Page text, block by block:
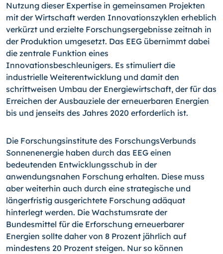
Nutzung dieser Expertise in gemeinsamen Projekten
mit der Wirtschaft werden Innovationszyklen erheblich
verkürzt und erzielte Forschungsergebnisse zeitnah in
der Produktion umgesetzt. Das EEG übernimmt dabei
die zentrale Funktion eines
Innovationsbeschleunigers. Es stimuliert die
industrielle Weiterentwicklung und damit den
schrittweisen Umbau der Energiewirtschaft, der für das
Erreichen der Ausbauziele der erneuerbaren Energien
bis und jenseits des Jahres 2020 erforderlich ist.
Die Forschungsinstitute des ForschungsVerbunds
Sonnenenergie haben durch das EEG einen
bedeutenden Entwicklungsschub in der
anwendungsnahen Forschung erhalten. Diese muss
aber weiterhin auch durch eine strategische und
längerfristig ausgerichtete Forschung adäquat
hinterlegt werden. Die Wachstumsrate der
Bundesmittel für die Erforschung erneuerbarer
Energien sollte daher von 8 Prozent jährlich auf
mindestens 20 Prozent steigen. Nur so können